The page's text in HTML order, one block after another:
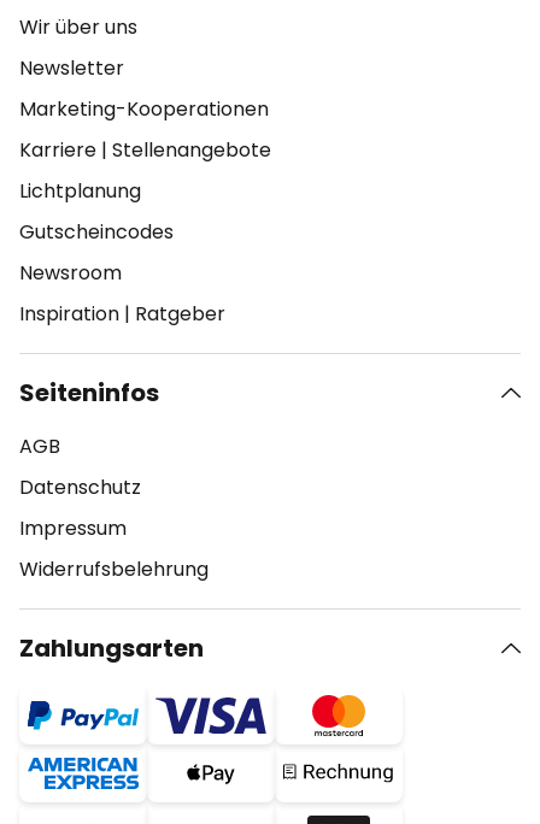
Wir über uns
Newsletter
Marketing-Kooperationen
Karriere | Stellenangebote
Lichtplanung
Gutscheincodes
Newsroom
Inspiration | Ratgeber
Seiteninfos
AGB
Datenschutz
Impressum
Widerrufsbelehrung
Zahlungsarten